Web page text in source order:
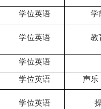
学位英语 学
学位英语 教
学位英语
学位英语 声乐
学位英语